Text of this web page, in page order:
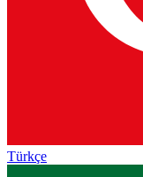
Türkçe